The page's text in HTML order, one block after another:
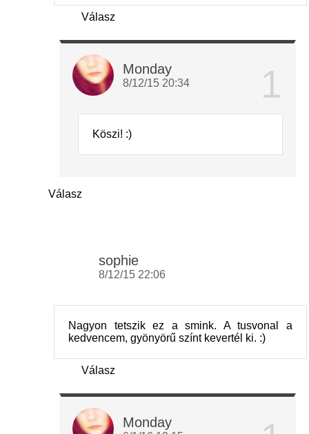
Válasz
Monday
8/12/15 20:34
Köszi! :)
Válasz
sophie
8/12/15 22:06
Nagyon tetszik ez a smink. A tusvonal a
kedvencem, gyönyörű színt kevertél ki. :)
Válasz
Monday